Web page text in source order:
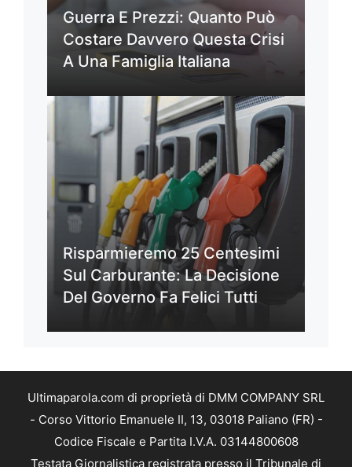
Guerra E Prezzi: Quanto Può
Costare Davvero Questa Crisi
A Una Famiglia Italiana
Risparmieremo 25 Centesimi
Sul Carburante: La Decisione
Del Governo Fa Felici Tutti
Ultimaparola.com di proprietà di DMM COMPANY SRL
- Corso Vittorio Emanuele II, 13, 03018 Paliano (FR) -
Codice Fiscale e Partita I.V.A. 03144800608
Testata Giornalistica registrata presso il Tribunale di